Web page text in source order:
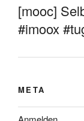
[mooc]
#imoox
META